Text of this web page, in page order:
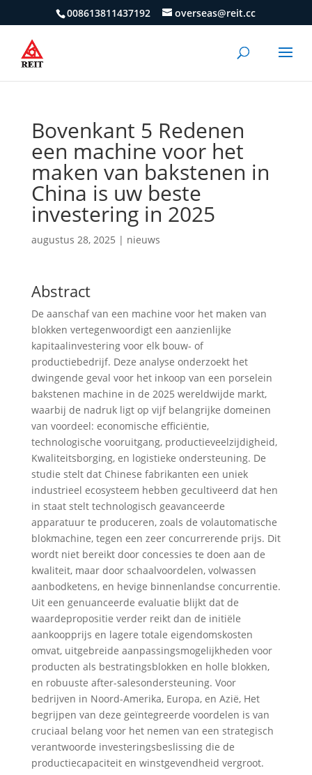
008613811437192 overseas@reit.cc
Bovenkant 5 Redenen
een machine voor het
maken van bakstenen in
China is uw beste
investering in 2025
augustus 28, 2025 | nieuws
Abstract
De aanschaf van een machine voor het maken van
blokken vertegenwoordigt een aanzienlijke
kapitaalinvestering voor elk bouw- of
productiebedrijf. Deze analyse onderzoekt het
dwingende geval voor het inkoop van een porselein
bakstenen machine in de 2025 wereldwijde markt,
waarbij de nadruk ligt op vijf belangrijke domeinen
van voordeel: economische efficiëntie,
technologische vooruitgang, productieveelzijdigheid,
Kwaliteitsborging, en logistieke ondersteuning. De
studie stelt dat Chinese fabrikanten een uniek
industrieel ecosysteem hebben gecultiveerd dat hen
in staat stelt technologisch geavanceerde
apparatuur te produceren, zoals de volautomatische
blokmachine, tegen een zeer concurrerende prijs. Dit
wordt niet bereikt door concessies te doen aan de
kwaliteit, maar door schaalvoordelen, volwassen
aanbodketens, en hevige binnenlandse concurrentie.
Uit een genuanceerde evaluatie blijkt dat de
waardepropositie verder reikt dan de initiële
aankoopprijs en lagere totale eigendomskosten
omvat, uitgebreide aanpassingsmogelijkheden voor
producten als bestratingsblokken en holle blokken,
en robuuste after-salesondersteuning. Voor
bedrijven in Noord-Amerika, Europa, en Azië, Het
begrijpen van deze geïntegreerde voordelen is van
cruciaal belang voor het nemen van een strategisch
verantwoorde investeringsbeslissing die de
productiecapaciteit en winstgevendheid vergroot.